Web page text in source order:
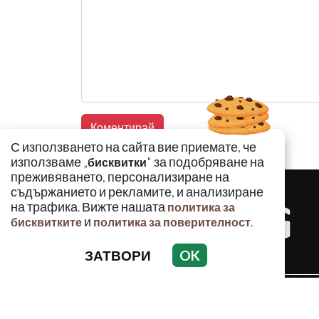
С използването на сайта вие приемате, че
използваме „бисквитки" за подобряване на
преживяването, персонализиране на
съдържанието и рекламите, и анализиране
на трафика. Вижте нашата политика за
бисквитките и политика за поверителност.
ЗАТВОРИ OK